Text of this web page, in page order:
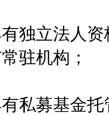
立法人资
驻机构；
募基金托